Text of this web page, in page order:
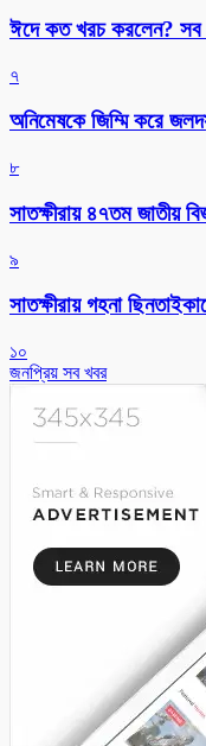
ঈদে কত খরচ করলেন? সব
৭
অনিমেষকে জিম্মি করে
৮
সাতক্ষীরায় ৪৭তম জাতীয়
৯
সাতক্ষীরায় গহনা
১০
জনপ্রিয় সব খবর